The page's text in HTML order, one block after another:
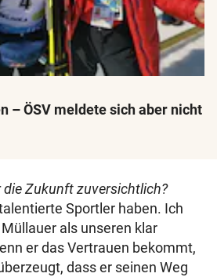
– ÖSV meldete sich aber nicht
Zukunft zuversichtlich?
Sportler haben. Ich
als unseren klar
er das Vertrauen bekommt,
dass er seinen Weg